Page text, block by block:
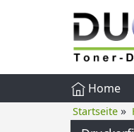
Home
Startseite »